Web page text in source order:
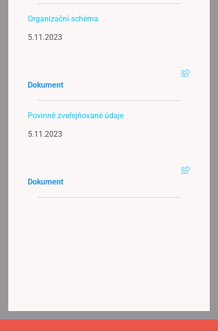
Organizační schéma
5.11.2023
Dokument
Povinně zveřejňované údaje
5.11.2023
Dokument